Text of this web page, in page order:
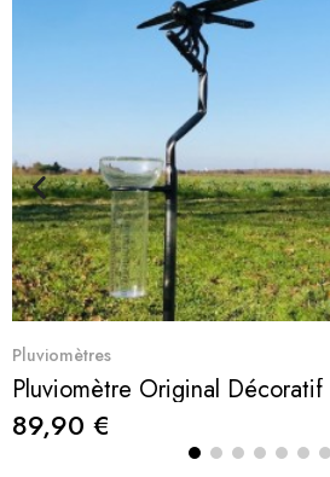
Pluviomètres
89,90 €